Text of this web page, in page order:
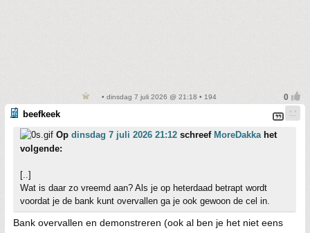
• dinsdag 7 juli 2026 @ 21:18 • 194
beefkeek
Op dinsdag 7 juli 2026 21:12 schreef MoreDakkahet
volgende:
[..]
Wat is daar zo vreemd aan? Als je op heterdaad betrapt wordt
voordat je de bank kunt overvallen ga je ook gewoon de cel in.
Bank overvallen en demonstreren (ook al ben je het niet eens